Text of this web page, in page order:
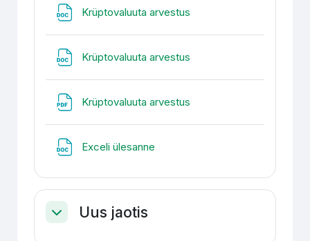
Krüptovaluuta arvestus
Krüptovaluuta arvestus
Krüptovaluuta arvestus
Exceli ülesanne
AhendaUus jaotis